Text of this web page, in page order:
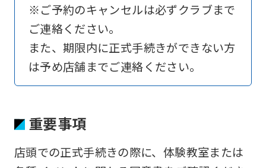
※ご予約のキャンセルは必ずクラブまで
ご連絡ください。
また、期限内に正式手続きができない方
は予め店舗までご連絡ください。
重要事項
店頭での正式手続きの際に、体験教室または